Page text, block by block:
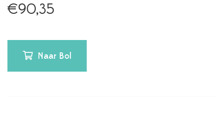
€90,35
Naar Bol